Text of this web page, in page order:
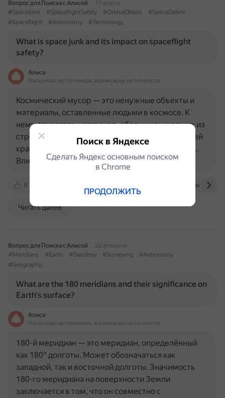
Вопрос для Поиска с Алисой
17 марта
#SpaceJunk
#SpaceflightSafety #OrbitalDebris
#SpaceDebris
#Spaceflight
#Astronomy #Technology
What is space junk and its impact on spaceflight
safety?
Алиса
На основе источников, возможны неточности
0 ecosphere.press
Космический мусор — это ненужные объекты и
материалы, оставленные людьми в космосе. К
нему относятся, например, обломки вышедших из
строя спутников, ступени ракет, кусочки слезшей
краски, предметы, которые теряют космонавты.
Влияние космического…
Читать далее
Вопрос для Поиска с Алисой
26 февраля
#Meridians
#Earth #Geodesy #Surveying
#Astronomy
#Geography
What are the 180 meridians and their significance on
Earth's surface?
Алиса
На основе источников, возможны неточности
180-й меридиан — это меридиан, определённый
как 180° долготы. Может обозначаться как
западной, так и восточной долготы. Значимость
180-го меридиана на поверхности Земли
заключается в том, что он совместно с
Поиск в Яндексе
Сделать Яндекс основным поиском
в Сhrome
ПРОДОЛЖИТЬ